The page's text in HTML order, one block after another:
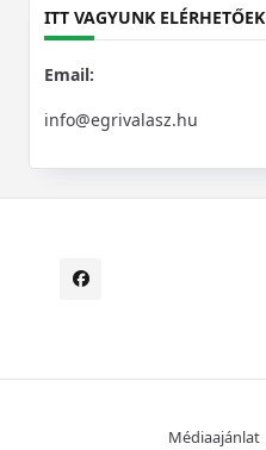
ITT VAGYUNK ELÉRHETŐEK
Email:
info@egrivalasz.hu
Médiaajánlat